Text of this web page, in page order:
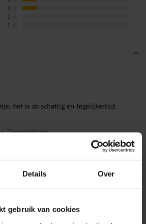
Details Over
gebruik van cookies
3
2
1
het is zo schattig en tegelijkertijd
Toon origineel
Toon origineel